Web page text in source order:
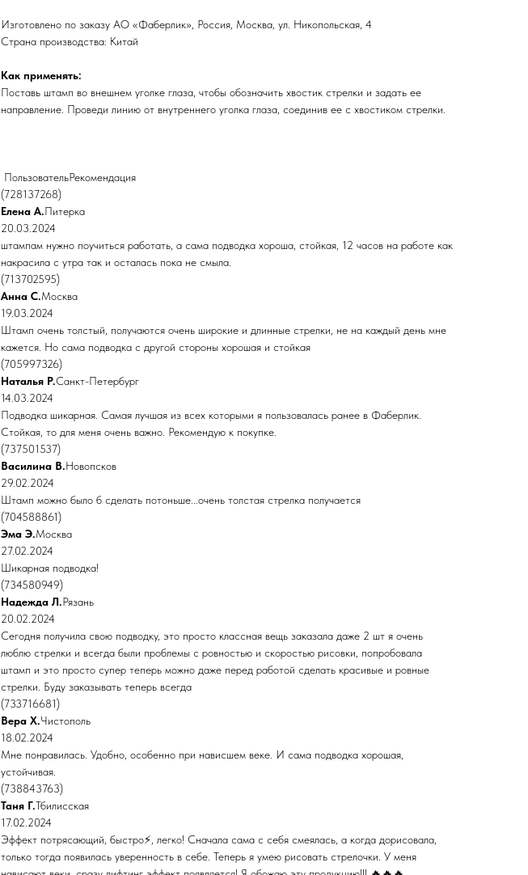
Изготовлено по заказу АО «Фаберлик», Россия, Москва, ул. Никопольская, 4
Страна производства: Китай
Как применять:
Поставь штамп во внешнем уголке глаза, чтобы обозначить хвостик стрелки и задать ее
направление. Проведи линию от внутреннего уголка глаза, соединив ее с хвостиком стрелки.
ПользовательРекомендация
(728137268)
Елена А.Питерка
20.03.2024
штампам нужно поучиться работать, а сама подводка хороша, стойкая, 12 часов на работе как
накрасила с утра так и осталась пока не смыла.
(713702595)
Анна С.Москва
19.03.2024
Штамп очень толстый, получаются очень широкие и длинные стрелки, не на каждый день мне
кажется. Но сама подводка с другой стороны хорошая и стойкая
(705997326)
Наталья Р.Санкт-Петербург
14.03.2024
Подводка шикарная. Самая лучшая из всех которыми я пользовалась ранее в Фаберлик.
Стойкая, то для меня очень важно. Рекомендую к покупке.
(737501537)
Василина В.Новопсков
29.02.2024
Штамп можно было б сделать потоньше...очень толстая стрелка получается
(704588861)
Эма Э.Москва
27.02.2024
Шикарная подводка!
(734580949)
Надежда Л.Рязань
20.02.2024
Сегодня получила свою подводку, это просто классная вещь заказала даже 2 шт я очень
люблю стрелки и всегда были проблемы с ровностью и скоростью рисовки, попробовала
штамп и это просто супер теперь можно даже перед работой сделать красивые и ровные
стрелки. Буду заказывать теперь всегда
(733716681)
Вера Х.Чистополь
18.02.2024
Мне понравилась. Удобно, особенно при нависшем веке. И сама подводка хорошая,
устойчивая.
(738843763)
Таня Г.Тбилисская
17.02.2024
Эффект потрясающий, быстро⚡, легко! Сначала сама с себя смеялась, а когда дорисовала,
только тогда появилась уверенность в себе. Теперь я умею рисовать стрелочки. У меня